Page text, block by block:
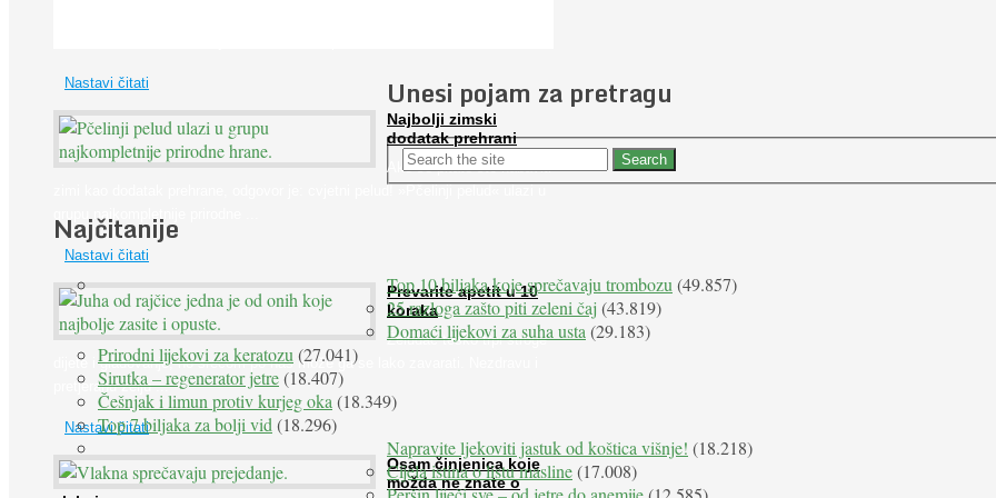
Nastavi čitati
Najbolji zimski
dodatak prehrani
Ako se pitate što nabaviti
grupu najkompletnije prirodne ...
Nastavi čitati
Prevarite apetit u 10
koraka
Želudac teško trpi stroge
dijete i gladovanje, no srećom po nas može ga se lako zavarati. Nezdravu i
pretjeranu želju ...
Nastavi čitati
Osam činjenica koje
možda ne znate o
Unesi pojam za pretragu
Najčitanije
Top 10 biljaka koje sprečavaju trombozu (49.857)
25 razloga zašto piti zeleni čaj (43.819)
Domaći lijekovi za suha usta (29.183)
Prirodni lijekovi za keratozu (27.041)
Sirutka – regenerator jetre(18.407)
Češnjak i limun protiv kurjeg oka (18.349)
Top 7 biljaka za bolji vid (18.296)
Napravite ljekoviti jastuk od koštica višnje! (18.218)
Cijela istina o listu masline(17.008)